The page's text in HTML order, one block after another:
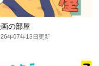
の部屋
年07年13日更新